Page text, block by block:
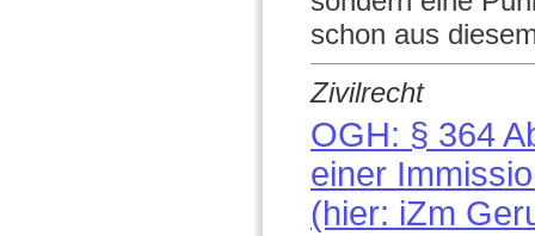
schon aus
Zivilrecht
OGH: § 364
einer
(hier: iZm